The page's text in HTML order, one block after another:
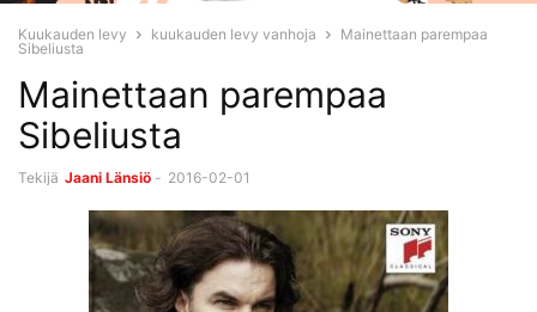
Kuukauden levy kuukauden levy vanhoja
Mainettaan parempaa
Sibeliusta
Mainettaan parempaa
Sibeliusta
Tekijä Jaani Länsiö - 2016-02-01